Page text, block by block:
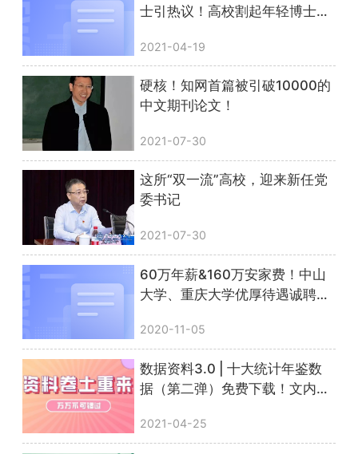
士引热议！高校割起年轻博士的
2021-04-19
硬核！知网首篇被引破10000的
中文期刊论文！
2021-07-30
这所“双一流”高校，迎来新任党
委书记
2021-07-30
60万年薪&160万安家费！中山
大学、重庆大学优厚待遇诚聘人
2020-11-05
数据资料3.0 | 十大统计年鉴数
据（第二弹）免费下载！文内附
2021-04-25